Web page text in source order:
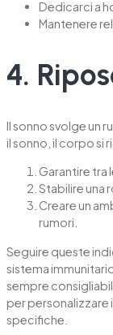
Dedicarci a
Mantenere
4.
Il sonno svolge un
il sonno, il corpo si
Garantire tra
Stabilire una
Creare un
rumori.
Seguire queste
sistema
sempre
per personalizzare
specifiche.